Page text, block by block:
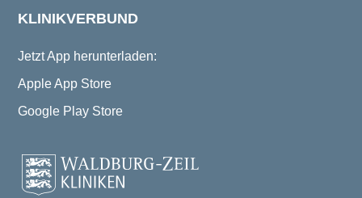
KLINIKVERBUND
Jetzt App herunterladen:
Apple App Store
Google Play Store